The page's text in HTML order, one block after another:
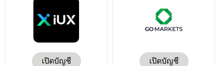
เปิดบัญชี เปิดบัญชี